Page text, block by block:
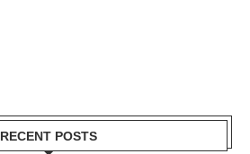
RECENT POSTS